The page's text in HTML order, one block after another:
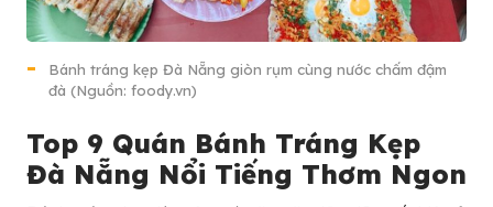
Bánh tráng kẹp Đà Nẵng giòn rụm cùng nước chấm đậm
đà (Nguồn: foody.vn)
Top 9 Quán Bánh Tráng Kẹp
Đà Nẵng Nổi Tiếng Thơm Ngon